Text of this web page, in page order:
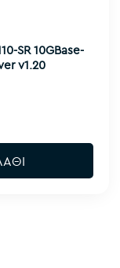
SR 10GBase-
v1.20